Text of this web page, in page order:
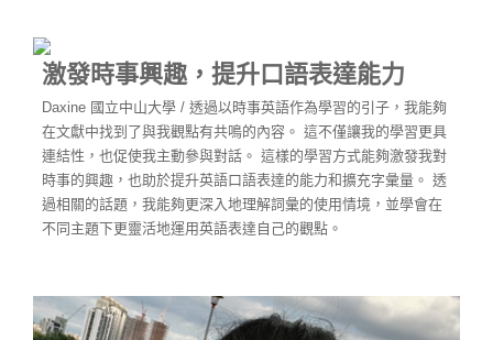
激發時事興趣，提升口語表達能力
Daxine 國立中山大學 / 透過以時事英語作為學習的引子，我能夠
在文獻中找到了與我觀點有共鳴的內容。 這不僅讓我的學習更具
連結性，也促使我主動參與對話。 這樣的學習方式能夠激發我對
時事的興趣，也助於提升英語口語表達的能力和擴充字彙量。 透
過相關的話題，我能夠更深入地理解詞彙的使用情境，並學會在
不同主題下更靈活地運用英語表達自己的觀點。